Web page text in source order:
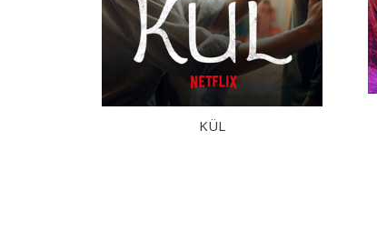
KÜL